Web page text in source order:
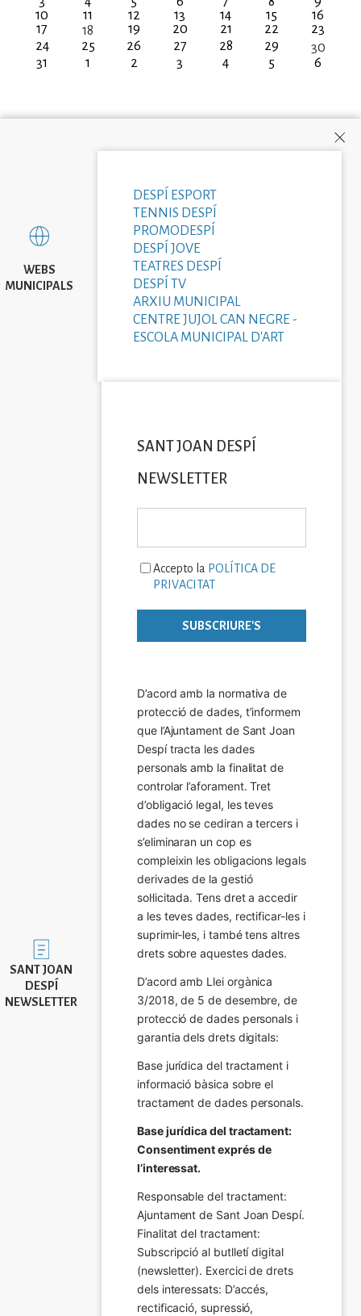
10
11 12 13 14 15
16
17
18 19 20 21 22
23
24
25 26 27 28 29
30
31
1 2 3 4 5 6
WEBS
MUNICIPALS
DESPÍ ESPORT
TENNIS DESPÍ
PROMODESPÍ
DESPÍ JOVE
TEATRES DESPÍ
DESPÍ TV
ARXIU MUNICIPAL
CENTRE JUJOL CAN NEGRE -
ESCOLA MUNICIPAL D'ART
Imatge
SANT JOAN
DESPÍ
NEWSLETTER
SANT JOAN DESPÍ
NEWSLETTER
Accepto la POLÍTICA DE
PRIVACITAT
D’acord amb la normativa de
protecció de dades, t’informem
que l’Ajuntament de Sant Joan
Despí tracta les dades
personals amb la finalitat de
controlar l’aforament. Tret
d’obligació legal, les teves
dades no se cediran a tercers i
s’eliminaran un cop es
compleixin les obligacions legals
derivades de la gestió
sol·licitada. Tens dret a accedir
a les teves dades, rectificar-les i
suprimir-les, i també tens altres
drets sobre aquestes dades.
D’acord amb Llei orgànica
3/2018, de 5 de desembre, de
protecció de dades personals i
garantia dels drets digitals:
Base jurídica del tractament i
informació bàsica sobre el
tractament de dades personals.
Base jurídica del tractament:
Consentiment exprés de
l’interessat.
Responsable del tractament:
Ajuntament de Sant Joan Despí.
Finalitat del tractament:
Subscripció al butlletí digital
(newsletter). Exercici de drets
dels interessats: D’accés,
rectificació, supressió,